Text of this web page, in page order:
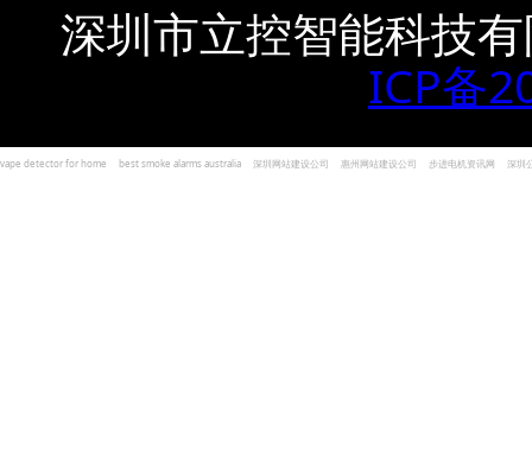
深圳市立控智能科技
ICP备
vape detector for home best smoke alarms australia 深圳网站建设公司 惠州网站建设公司 步进电机资讯网 深圳